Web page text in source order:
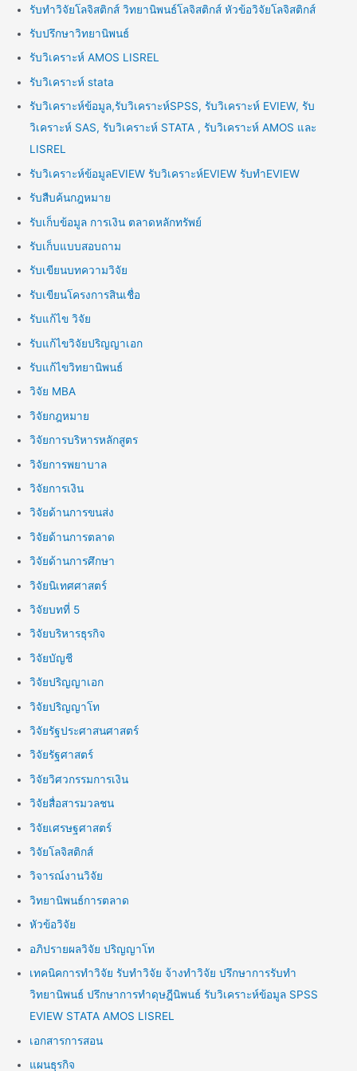
รับทำวิจัยโลจิสติกส์ วิทยานิพนธ์โลจิสติกส์ หัวข้อวิจัยโลจิสติกส์
รับปรึกษาวิทยานิพนธ์
รับวิเคราะห์ AMOS LISREL
รับวิเคราะห์ stata
รับวิเคราะห์ข้อมูล,รับวิเคราะห์SPSS, รับวิเคราะห์ EVIEW, รับ
วิเคราะห์ SAS, รับวิเคราะห์ STATA , รับวิเคราะห์ AMOS และ
LISREL
รับวิเคราะห์ข้อมูลEVIEW รับวิเคราะห์EVIEW รับทำEVIEW
รับสืบค้นกฎหมาย
รับเก็บข้อมูล การเงิน ตลาดหลักทรัพย์
รับเก็บแบบสอบถาม
รับเขียนบทความวิจัย
รับเขียนโครงการสินเชื่อ
รับแก้ไข วิจัย
รับแก้ไขวิจัยปริญญาเอก
รับแก้ไขวิทยานิพนธ์
วิจัย MBA
วิจัยกฎหมาย
วิจัยการบริหารหลักสูตร
วิจัยการพยาบาล
วิจัยการเงิน
วิจัยด้านการขนส่ง
วิจัยด้านการตลาด
วิจัยด้านการศึกษา
วิจัยนิเทศศาสตร์
วิจัยบทที่ 5
วิจัยบริหารธุรกิจ
วิจัยบัญชี
วิจัยปริญญาเอก
วิจัยปริญญาโท
วิจัยรัฐประศาสนศาสตร์
วิจัยรัฐศาสตร์
วิจัยวิศวกรรมการเงิน
วิจัยสื่อสารมวลชน
วิจัยเศรษฐศาสตร์
วิจัยโลจิสติกส์
วิจารณ์งานวิจัย
วิทยานิพนธ์การตลาด
หัวข้อวิจัย
อภิปรายผลวิจัย ปริญญาโท
เทคนิคการทำวิจัย รับทำวิจัย จ้างทำวิจัย ปรึกษาการรับทำ
วิทยานิพนธ์ ปรึกษาการทำดุษฎีนิพนธ์ รับวิเคราะห์ข้อมูล SPSS
EVIEW STATA AMOS LISREL
เอกสารการสอน
แผนธุรกิจ